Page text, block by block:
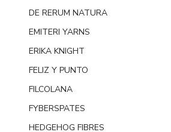
DE RERUM NATURA
EMITERI YARNS
ERIKA KNIGHT
FELIZ Y PUNTO
FILCOLANA
FYBERSPATES
HEDGEHOG FIBRES